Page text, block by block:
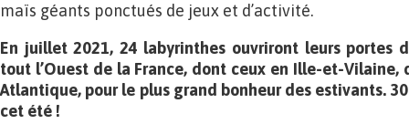
maïs géants ponctués de jeux et d’activité.
En juillet 2021, 24 labyrinthes ouvriront leurs portes
tout l’Ouest de la France, dont ceux en Ille-et-Vilaine,
Atlantique, pour le plus grand bonheur des estivants.
cet été !